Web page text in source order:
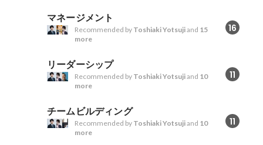
マネージメント
16
Recommended by Toshiaki Yotsujiand 15
more
リーダーシップ
11
Recommended by Toshiaki Yotsujiand 10
more
チームビルディング
11
Recommended by Toshiaki Yotsujiand 10
more